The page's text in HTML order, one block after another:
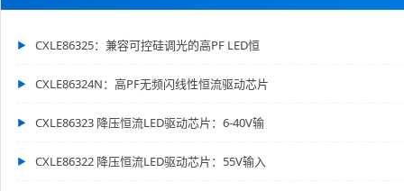
CXLE86325：兼容可控硅调光的高PF LED恒
CXLE86324N：高PF无频闪线性恒流驱动芯片
CXLE86323 降压恒流LED驱动芯片：6-40V输
CXLE86322 降压恒流LED驱动芯片：55V输入